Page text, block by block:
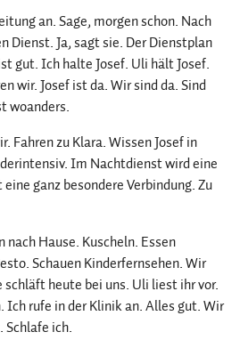
an. Sage, morgen schon. Nach
Dienst. Ja, sagt sie. Der Dienstplan
gut. Ich halte Josef. Uli hält Josef.
wir. Josef ist da. Wir sind da. Sind
woanders.
Fahren zu Klara. Wissen Josef in
Im Nachtdienst wird eine
ganz besondere Verbindung. Zu
nach Hause. Kuscheln. Essen
Schauen Kinderfernsehen. Wir
schläft heute bei uns. Uli liest ihr vor.
Ich rufe in der Klinik an. Alles gut. Wir
ich.